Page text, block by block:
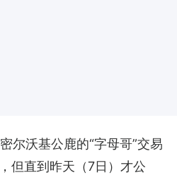
尔沃基公鹿的“字母哥”交易
但直到昨天（7日）才公